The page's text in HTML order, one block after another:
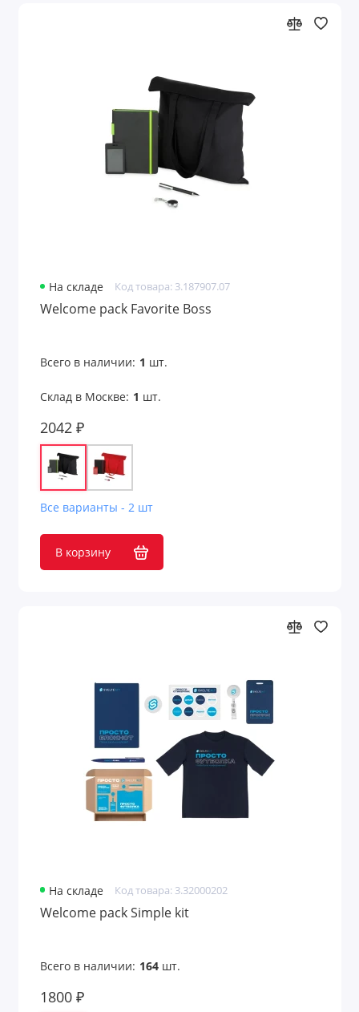
Подарочные наборы с аккумуляторами
Подарочные наборы с блокнотами
Подарочные наборы с бутылками для
Подарочные наборы с вареньем
Подарочные наборы с кофе
Подарочные наборы с пледами
Подарочные наборы с термокружками
Подарочные наборы с чаем
Свечи и наборы
Спа-наборы
Спортивные наборы
Швейные наборы
На складе Код товара: 3.187907.07
Welcome pack Favorite Boss
Всего в наличии: 1 шт.
Склад в Москве: 1 шт.
2042 ₽
Все варианты - 2 шт
В корзину
На складе Код товара: 3.32000202
Welcome pack Simple kit
Всего в наличии: 164шт.
1800 ₽